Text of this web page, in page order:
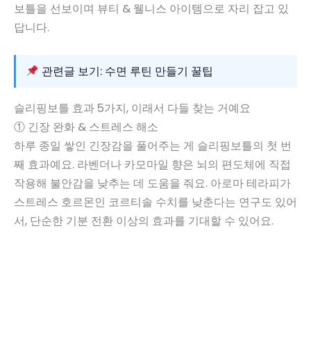
보틀을 선보이며 뷰티 & 웰니스 아이템으로 자리 잡고 있
답니다.
관련글 보기: 수면 루틴 만들기 꿀팁
슬리핑보틀 효과 5가지, 이래서 다들 찾는 거예요
① 긴장 완화 & 스트레스 해소
하루 종일 쌓인 긴장감을 풀어주는 게 슬리핑보틀의 첫 번
째 효과예요. 라벤더나 카모마일 향은 뇌의 편도체에 직접
작용해 불안감을 낮추는 데 도움을 줘요. 아로마 테라피가
스트레스 호르몬인 코르티솔 수치를 낮춘다는 연구도 있어
서, 단순한 기분 전환 이상의 효과를 기대할 수 있어요.